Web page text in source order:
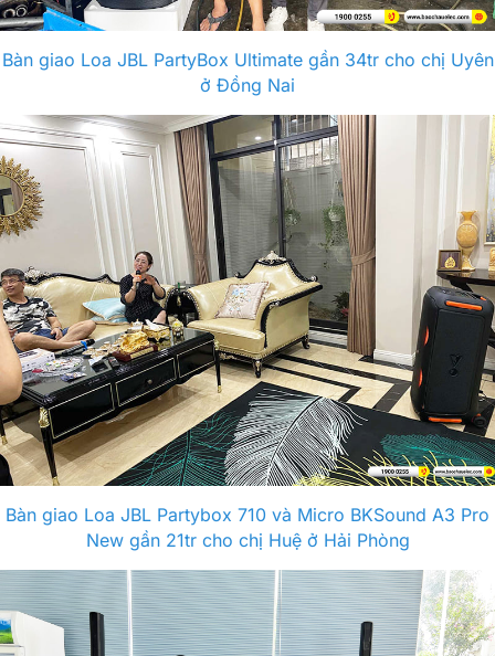
Bàn giao Loa JBL PartyBox Ultimate gần 34tr cho chị Uyên
ở Đồng Nai
Bàn giao Loa JBL Partybox 710 và Micro BKSound A3 Pro
New gần 21tr cho chị Huệ ở Hải Phòng